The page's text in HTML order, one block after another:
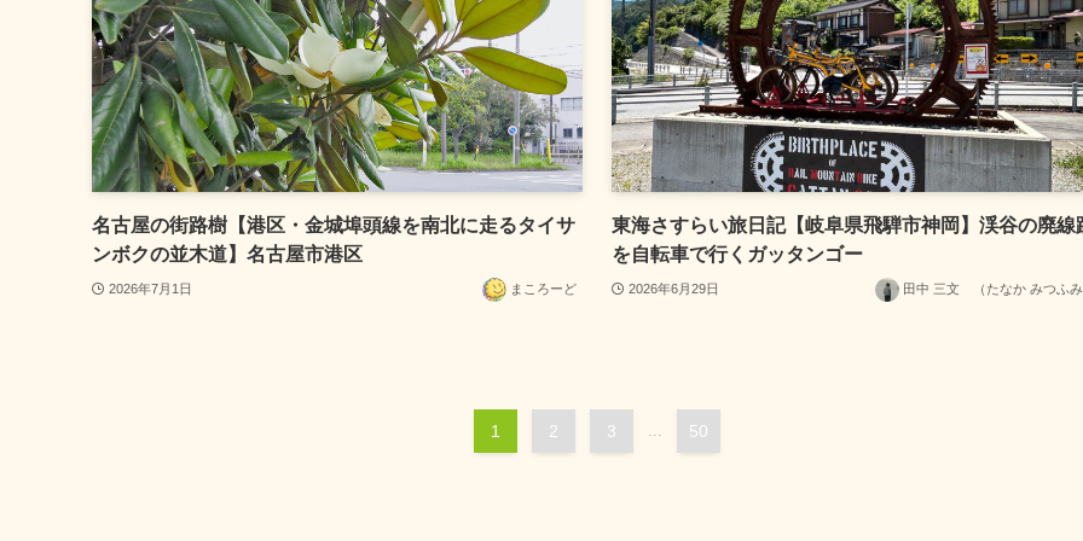
名古屋の街路樹【港区・金城埠頭線を南北に走るタイサ
ンボクの並木道】名古屋市港区
2026年7月1日 まころーど
東海さすらい旅日記【岐阜県飛騨市神岡】渓谷の廃線
を自転車で行くガッタンゴー
2026年6月29日 田中 三文 （たなか みつふ
1 2 3 50